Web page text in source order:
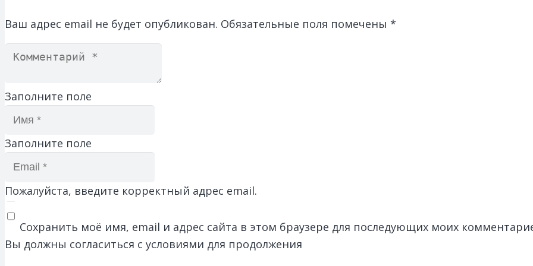
Ваш адрес email не будет опубликован. Обязательные поля помечены *
Заполните поле
Заполните поле
Пожалуйста, введите корректный адрес email.
Сохранить моё имя, email и адрес сайта в этом браузере для последующих моих
Вы должны согласиться с условиями для продолжения